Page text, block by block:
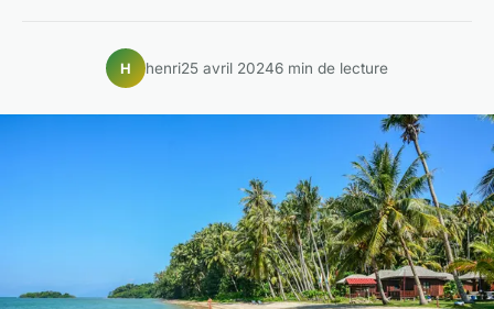
H henri25 avril 20246 min de lecture